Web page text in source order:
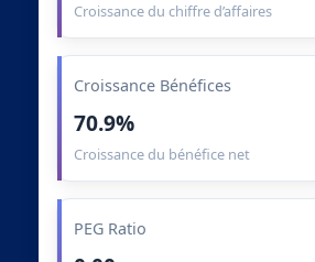
Croissance du chiffre d’affaires
Croissance Bénéfices
70.9%
Croissance du bénéfice net
PEG Ratio